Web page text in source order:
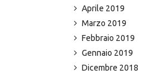
Aprile 2019
Marzo 2019
Febbraio 2019
Gennaio 2019
Dicembre 2018